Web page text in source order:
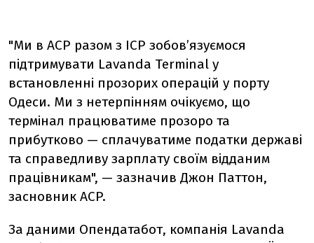
"Ми в ACP разом з ICP зобов’язуємося
підтримувати Lavanda Terminal у
встановленні прозорих операцій у порту
Одеси. Ми з нетерпінням очікуємо, що
термінал працюватиме прозоро та
прибутково — сплачуватиме податки державі
та справедливу зарплату своїм відданим
працівникам", — зазначив Джон Паттон,
засновник ACP.
За даними Опендатабот, компанія Lavanda